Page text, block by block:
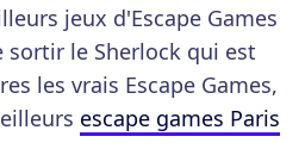
jeux d'Escape Games
le Sherlock qui est
les vrais Escape Games,
escape games Paris